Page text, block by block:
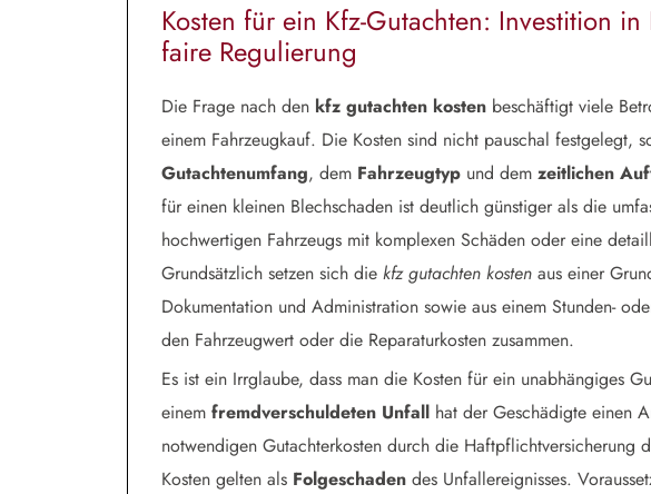
Kosten für ein Kfz-Gutachten: Investition
faire Regulierung
Die Frage nach den kfz gutachten kosten beschäftigt viele
einem Fahrzeugkauf. Die Kosten sind nicht pauschal festgelegt,
Gutachtenumfang, dem Fahrzeugtyp und dem zeitlichen
für einen kleinen Blechschaden ist deutlich günstiger als die
hochwertigen Fahrzeugs mit komplexen Schäden oder eine
Grundsätzlich setzen sich die kfz gutachten kosten aus einer
Dokumentation und Administration sowie aus einem Stunden-
den Fahrzeugwert oder die Reparaturkosten zusammen.
Es ist ein Irrglaube, dass man die Kosten für ein unabhängiges
einem fremdverschuldeten Unfall hat der Geschädigte einen
notwendigen Gutachterkosten durch die Haftpflichtversicherung
Kosten gelten als Folgeschaden des Unfallereignisses.